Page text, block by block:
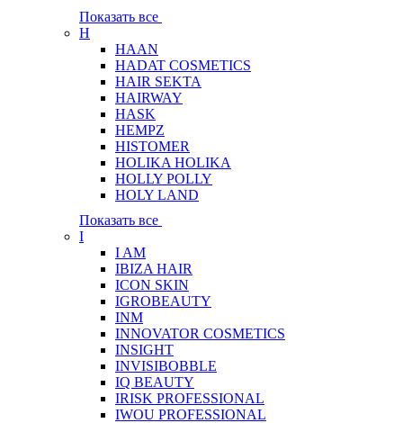
Показать все
H
HAAN
HADAT COSMETICS
HAIR SEKTA
HAIRWAY
HASK
HEMPZ
HISTOMER
HOLIKA HOLIKA
HOLLY POLLY
HOLY LAND
Показать все
I
I AM
IBIZA HAIR
ICON SKIN
IGROBEAUTY
INM
INNOVATOR COSMETICS
INSIGHT
INVISIBOBBLE
IQ BEAUTY
IRISK PROFESSIONAL
IWOU PROFESSIONAL